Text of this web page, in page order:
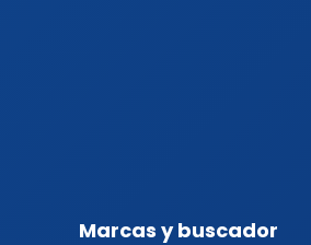
Marcas y buscador